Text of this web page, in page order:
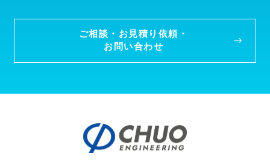
ご相談・お見積り依頼・
お問い合わせ